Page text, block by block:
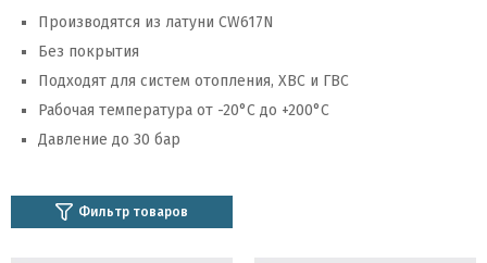
Производятся из латуни CW617N
Без покрытия
Подходят для систем отопления, ХВС и ГВС
Рабочая температура от -20°C до +200°C
Давление до 30 бар
Фильтр товаров